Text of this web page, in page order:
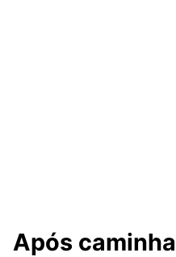
Após